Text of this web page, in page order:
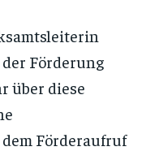
Förderung
über diese
Förderaufruf